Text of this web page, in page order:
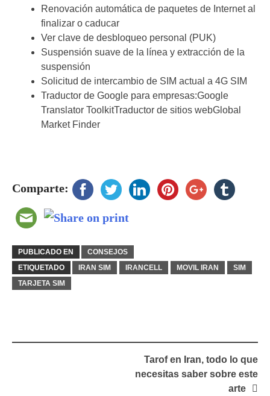
Renovación automática de paquetes de Internet al
finalizar o caducar
Ver clave de desbloqueo personal (PUK)
Suspensión suave de la línea y extracción de la
suspensión
Solicitud de intercambio de SIM actual a 4G SIM
Traductor de Google para empresas:Google
Translator ToolkitTraductor de sitios webGlobal
Market Finder
Comparte:
PUBLICADO EN
CONSEJOS
ETIQUETADO
IRAN SIM IRANCELL MOVIL IRAN
SIM
TARJETA SIM
Tarof en Iran, todo lo que
necesitas saber sobre este
arte